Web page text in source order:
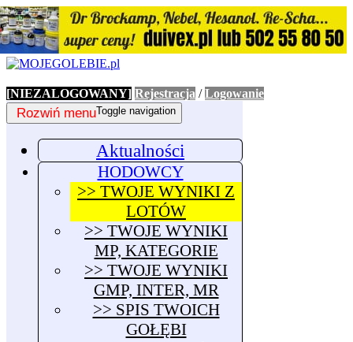
[NIEZALOGOWANY] Rejestracja /Logowanie
Toggle navigation
Rozwiń menu
Aktualności
HODOWCY
>> TWOJE WYNIKI Z
LOTÓW
>> TWOJE WYNIKI
MP, KATEGORIE
>> TWOJE WYNIKI
GMP, INTER, MR
>> SPIS TWOICH
GOŁĘBI